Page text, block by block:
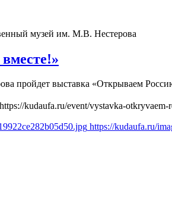
музей им. М.В. Нестерова
пройдет выставка «Открываем
https://kudaufa.ru/event/vystavka-otkryvaem-
https://kudaufa.ru/